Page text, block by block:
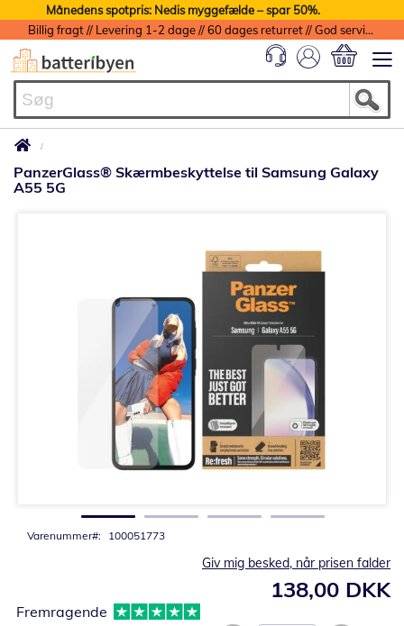
Månedens spotpris: Nedis myggefælde – spar 50%.
Billig fragt // Levering 1-2 dage // 60 dages returret // God service med garanti
PanzerGlass® Skærmbeskyttelse til Samsung Galaxy
A55 5G
Varenummer 100051773
138,00 DKK
Giv mig besked, når prisen falder
Fremragende
billedgalleriet